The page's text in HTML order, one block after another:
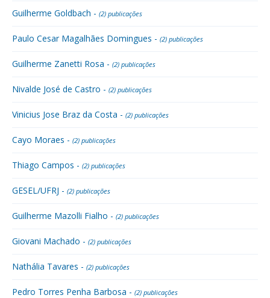
Guilherme Goldbach - (2) publicações
Paulo Cesar Magalhães Domingues - (2) publicações
Guilherme Zanetti Rosa - (2) publicações
Nivalde José de Castro - (2) publicações
Vinicius Jose Braz da Costa - (2) publicações
Cayo Moraes - (2) publicações
Thiago Campos - (2) publicações
GESEL/UFRJ - (2) publicações
Guilherme Mazolli Fialho - (2) publicações
Giovani Machado - (2) publicações
Nathália Tavares - (2) publicações
Pedro Torres Penha Barbosa - (2) publicações